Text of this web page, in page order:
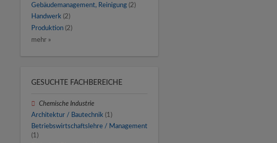
Gebäudemanagement, Reinigung (2)
Handwerk (2)
Produktion (2)
mehr »
GESUCHTE FACHBEREICHE
Chemische Industrie
Architektur / Bautechnik (1)
Betriebswirtschaftslehre / Management
(1)